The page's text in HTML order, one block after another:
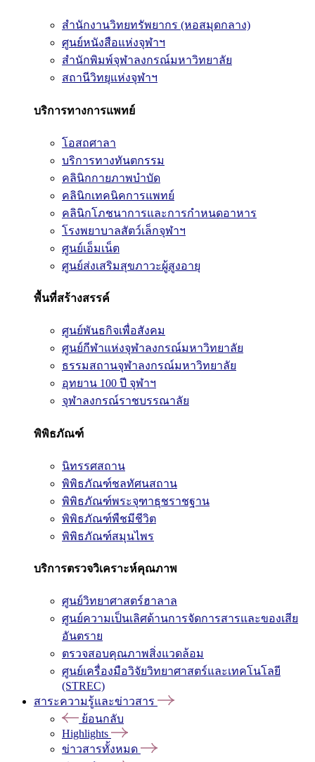
สำนักงานวิทยทรัพยากร (หอสมุดกลาง)
ศูนย์หนังสือแห่งจุฬาฯ
สำนักพิมพ์จุฬาลงกรณ์มหาวิทยาลัย
สถานีวิทยุแห่งจุฬาฯ
บริการทางการแพทย์
โอสถศาลา
บริการทางทันตกรรม
คลินิกกายภาพบำบัด
คลินิกเทคนิคการแพทย์
คลินิกโภชนาการและการกำหนดอาหาร
โรงพยาบาลสัตว์เล็กจุฬาฯ
ศูนย์เอ็มเน็ต
ศูนย์ส่งเสริมสุขภาวะผู้สูงอายุ
พื้นที่สร้างสรรค์
ศูนย์พันธกิจเพื่อสังคม
ศูนย์กีฬาแห่งจุฬาลงกรณ์มหาวิทยาลัย
ธรรมสถานจุฬาลงกรณ์มหาวิทยาลัย
อุทยาน 100 ปี จุฬาฯ
จุฬาลงกรณ์ราชบรรณาลัย
พิพิธภัณฑ์
นิทรรศสถาน
พิพิธภัณฑ์ชลทัศนสถาน
พิพิธภัณฑ์พระจุฑาธุชราชฐาน
พิพิธภัณฑ์พืชมีชีวิต
พิพิธภัณฑ์สมุนไพร
บริการตรวจวิเคราะห์คุณภาพ
ศูนย์วิทยาศาสตร์ฮาลาล
ศูนย์ความเป็นเลิศด้านการจัดการสารและของเสีย
อันตราย
ตรวจสอบคุณภาพสิ่งแวดล้อม
ศูนย์เครื่องมือวิจัยวิทยาศาสตร์และเทคโนโลยี
(STREC)
สาระความรู้และข่าวสาร
ย้อนกลับ
Highlights
ข่าวสารทั้งหมด